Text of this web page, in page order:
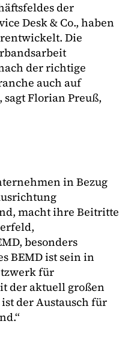
der
Desk & Co., haben
Die
der richtige
auch auf
sagt Florian Preuß,
in Bezug
macht ihre Beitritte
besonders
BEMD ist sein in
für
der aktuell großen
der Austausch für